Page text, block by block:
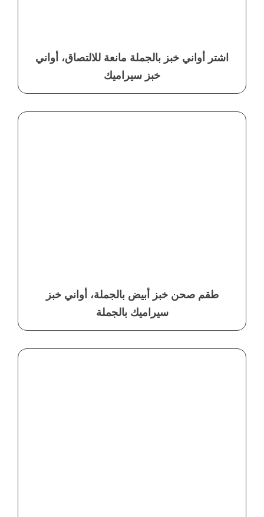
اشتر أواني خبز بالجملة مانعة للالتصاق، أواني
خبز سيراميك
طقم صحن خبز أبيض بالجملة، أواني خبز
سيراميك بالجملة